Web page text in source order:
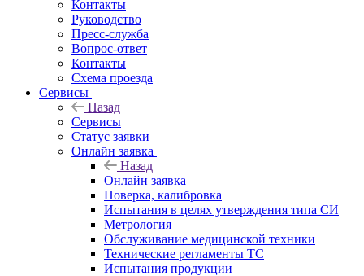
Контакты
Руководство
Пресс-служба
Вопрос-ответ
Контакты
Схема проезда
Сервисы
Назад
Сервисы
Статус заявки
Онлайн заявка
Назад
Онлайн заявка
Поверка, калибровка
Испытания в целях утверждения типа СИ
Метрология
Обслуживание медицинской техники
Технические регламенты ТС
Испытания продукции